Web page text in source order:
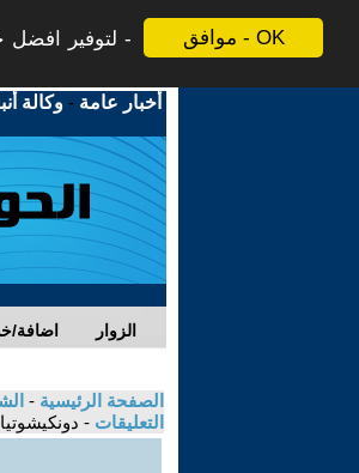
موافق - OK
لتوفير افضل
أخبار عامة -وكالة
اضافة/ الزوار
الصفحة الرئيسية -
التعليقات -